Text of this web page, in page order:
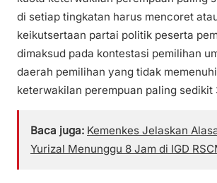
di setiap tingkatan harus mencoret
keikutsertaan partai politik peserta
dimaksud pada kontestasi pemilihan
daerah pemilihan yang tidak
keterwakilan perempuan paling sedikit
Baca juga: Kemenkes Jelaskan
Yurizal Menunggu 8 Jam di IGD